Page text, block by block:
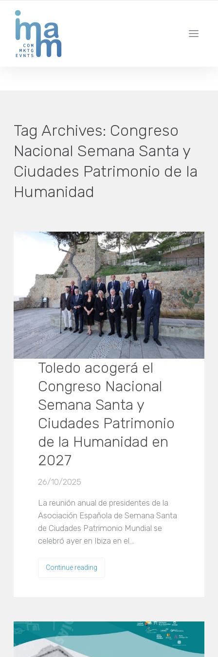
IBIZA · MADRID · BARCELONA
Tag Archives: Congreso
Nacional Semana Santa y
Ciudades Patrimonio de la
Humanidad
Toledo acogerá el
Congreso Nacional
Semana Santa y
Ciudades Patrimonio
de la Humanidad en
2027
26/10/2025
La reunión anual de presidentes de la
Asociación Española de Semana Santa
de Ciudades Patrimonio Mundial se
celebró ayer en Ibiza en el…
Continue reading